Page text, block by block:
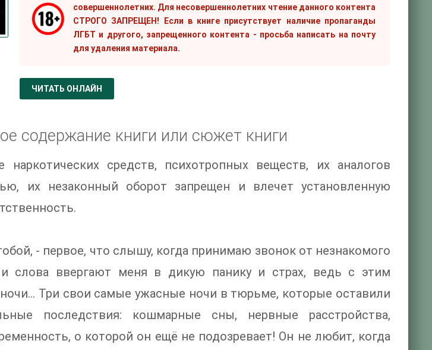
совершеннолетних. Для несовершеннолетних чтение данного контента
СТРОГО ЗАПРЕЩЕН! Если в книге присутствует наличие пропаганды
ЛГБТ и другого, запрещенного контента - просьба написать на почту
для удаления материала.
ЧИТАТЬ ОНЛАЙН
содержание книги или сюжет книги
наркотических средств, психотропных веществ, их аналогов
их незаконный оборот запрещен и влечет установленную
- первое, что слышу, когда принимаю звонок от незнакомого
слова ввергают меня в дикую панику и страх, ведь с этим
Три свои самые ужасные ночи в тюрьме, которые оставили
последствия: кошмарные сны, нервные расстройства,
о которой он ещё не подозревает! Он не любит, когда